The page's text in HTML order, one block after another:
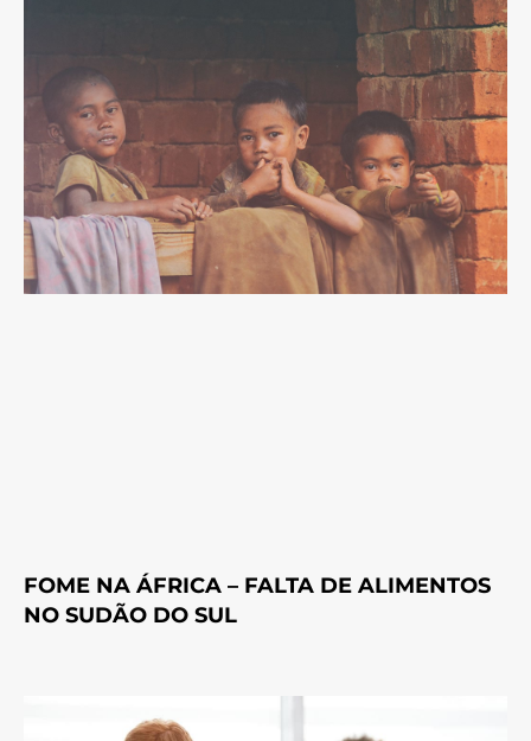
FOME NA ÁFRICA – FALTA DE ALIMENTOS
NO SUDÃO DO SUL